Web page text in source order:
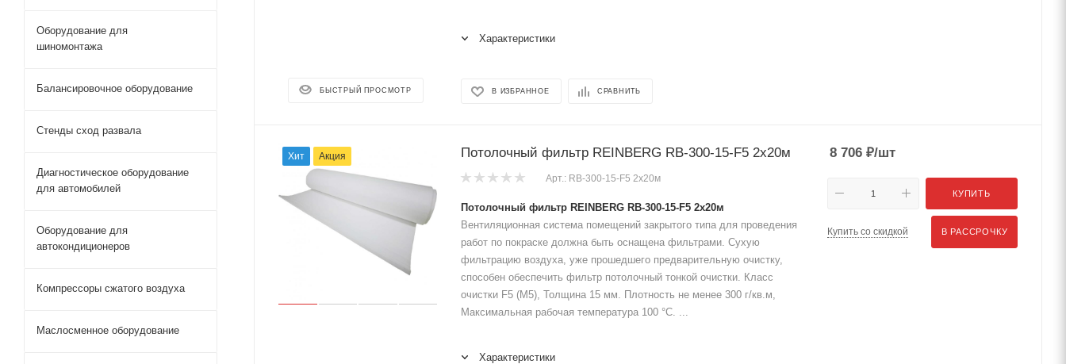
БЫСТРЫЙ ПРОСМОТР
Характеристики
В ИЗБРАННОЕ СРАВНИТЬ
Хит Акция Потолочный фильтр REINBERG RB-300-15-F5 2x20м
Арт.: RB-300-15-F5 2x20м
Потолочный фильтр REINBERG RB-300-15-F5 2x20м
Вентиляционная система помещений закрытого типа для проведения
работ по покраске должна быть оснащена фильтрами. Сухую
фильтрацию воздуха, уже прошедшего предварительную очистку,
способен обеспечить фильтр потолочный тонкой очистки. Класс
очистки F5 (M5), Толщина 15 мм. Плотность не менее 300 г/кв.м,
Максимальная рабочая температура 100 °C. ...
Характеристики
8 706 ₽/шт
КУПИТЬ
Купить со скидкой В РАССРОЧКУ
Оборудование для
шиномонтажа
Балансировочное оборудование
Стенды сход развала
Диагностическое оборудование
для автомобилей
Оборудование для
автокондиционеров
Компрессоры сжатого воздуха
Маслосменное оборудование